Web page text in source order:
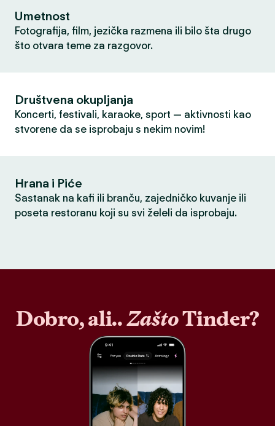
Umetnost
Fotografija, film, jezička razmena ili bilo šta drugo
što otvara teme za razgovor.
Društvena okupljanja
Koncerti, festivali, karaoke, sport — aktivnosti kao
stvorene da se isprobaju s nekim novim!
Hrana i Piće
Sastanak na kafi ili branču, zajedničko kuvanje ili
poseta restoranu koji su svi želeli da isprobaju.
Dobro, ali..ZaštoTinder?